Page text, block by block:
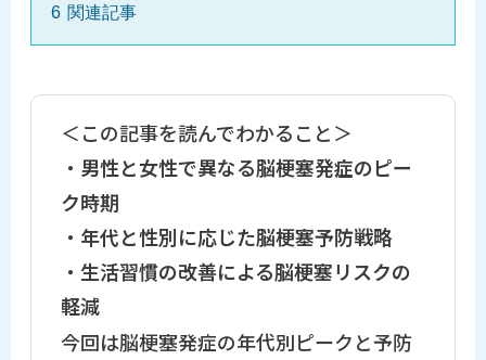
6 関連記事
＜この記事を読んでわかること＞
・ 男性と女性で異なる脳梗塞発症のピー
ク時期
・ 年代と性別に応じた脳梗塞予防戦略
・ 生活習慣の改善による脳梗塞リスクの
軽減
今回は脳梗塞発症の年代別ピークと予防